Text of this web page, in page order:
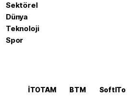
Sektörel
Dünya
Teknoloji
Spor
İTOTAM BTM SoftITo